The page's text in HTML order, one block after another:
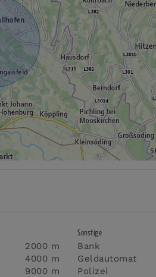
2000 m
4000 m
9000 m
Sonstige
Bank
Geldautomat
Polizei